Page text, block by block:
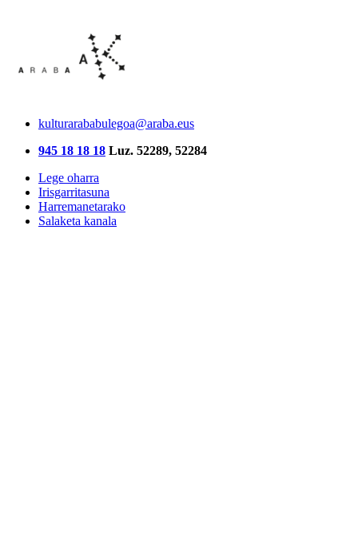
kulturarababulegoa@araba.eus
945 18 18 18 Luz. 52289, 52284
Lege oharra
Irisgarritasuna
Harremanetarako
Salaketa kanala